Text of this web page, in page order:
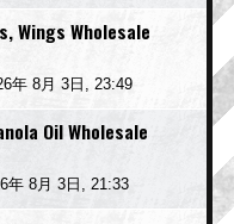
Wings Wholesale
年 8月 3日, 23:49
Oil Wholesale
年 8月 3日, 21:33